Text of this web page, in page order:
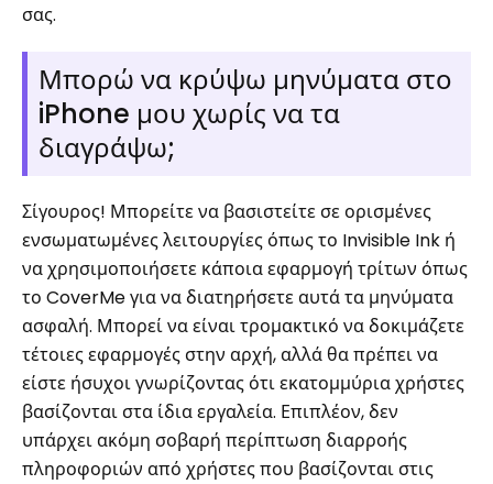
σας.
Μπορώ να κρύψω μηνύματα στο
iPhone μου χωρίς να τα
διαγράψω;
Σίγουρος! Μπορείτε να βασιστείτε σε ορισμένες
ενσωματωμένες λειτουργίες όπως το Invisible Ink ή
να χρησιμοποιήσετε κάποια εφαρμογή τρίτων όπως
το CoverMe για να διατηρήσετε αυτά τα μηνύματα
ασφαλή. Μπορεί να είναι τρομακτικό να δοκιμάζετε
τέτοιες εφαρμογές στην αρχή, αλλά θα πρέπει να
είστε ήσυχοι γνωρίζοντας ότι εκατομμύρια χρήστες
βασίζονται στα ίδια εργαλεία. Επιπλέον, δεν
υπάρχει ακόμη σοβαρή περίπτωση διαρροής
πληροφοριών από χρήστες που βασίζονται στις